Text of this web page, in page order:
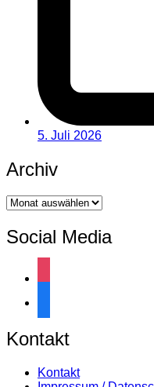
5. Juli 2026
Archiv
Archiv
Social Media
Kontakt
Kontakt